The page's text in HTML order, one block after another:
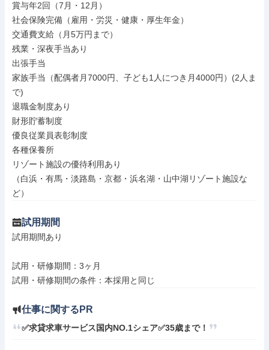
賞与年2回（7月・12月）
社会保険完備（雇用・労災・健康・厚生年金）
交通費支給（月5万円まで）
残業・深夜手当あり
出張手当
家族手当（配偶者月7000円、子ども1人につき月4000円）(2人ま
で)
退職金制度あり
財形貯蓄制度
優良従業員表彰制度
各種保養所
リゾート施設の優待利用あり
（白浜・有馬・淡路島・京都・浜名湖・山中湖リゾート施設な
ど）
試用期間
試用期間あり
試用・研修期間：3ヶ月
仕事に関するPR
✅求貸求車サービス国内NO.1シェア✅35歳まで！